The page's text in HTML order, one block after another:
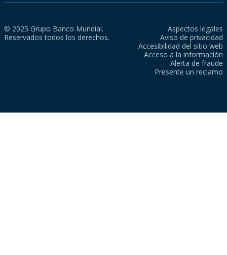
© 2025 Grupo Banco Mundial.
Reservados todos los derechos.
Aspectos legales
Aviso de privacidad
Accesibilidad del sitio web
Acceso a la información
Alerta de fraude
Presente un reclamo